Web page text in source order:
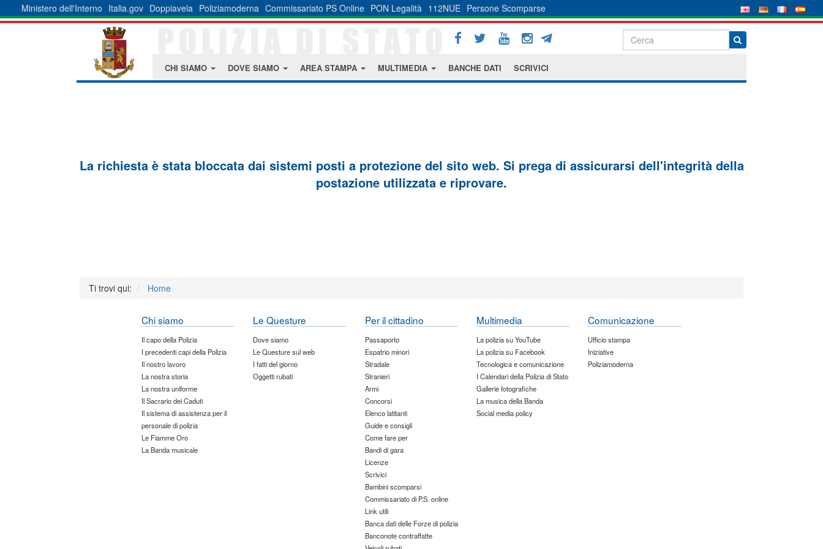
Ministero dell'Interno Italia.gov Doppiavela Poliziamoderna Commissariato PS Online PON Legalità 112NUE Persone Scomparse
CHI SIAMO DOVE SIAMO AREA STAMPA MULTIMEDIA BANCHE DATI SCRIVICI
La richiesta è stata bloccata dai sistemi posti a protezione del sito web. Si prega di assicurarsi dell'integrità della
postazione utilizzata e riprovare.
Ti trovi qui: Home
Chi siamo
Il capo della Polizia
I precedenti capi della Polizia
Il nostro lavoro
La nostra storia
La nostra uniforme
Il Sacrario dei Caduti
Il sistema di assistenza per il
personale di polizia
Le Fiamme Oro
La Banda musicale
Le Questure
Dove siamo
Le Questure sul web
I fatti del giorno
Oggetti rubati
Per il cittadino
Passaporto
Espatrio minori
Stradale
Stranieri
Armi
Concorsi
Elenco latitanti
Guide e consigli
Come fare per
Bandi di gara
Licenze
Scrivici
Bambini scomparsi
Commissariato di P.S. online
Link utili
Banca dati delle Forze di polizia
Banconote contraffatte
Multimedia
La polizia su YouTube
La polizia su Facebook
Tecnologica e comunicazione
I Calendari della Polizia di Stato
Gallerie fotografiche
La musica della Banda
Social media policy
Comunicazione
Ufficio stampa
Iniziative
Poliziamoderna